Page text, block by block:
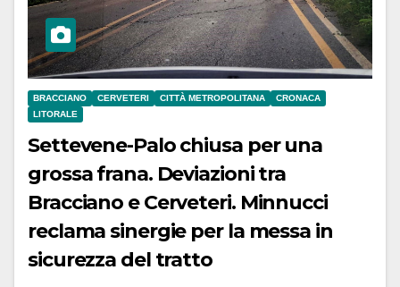
BRACCIANO CERVETERI CITTÀ METROPOLITANA
CRONACA
LITORALE
Settevene-Palo chiusa per una
grossa frana. Deviazioni tra
Bracciano e Cerveteri. Minnucci
reclama sinergie per la messa in
sicurezza del tratto